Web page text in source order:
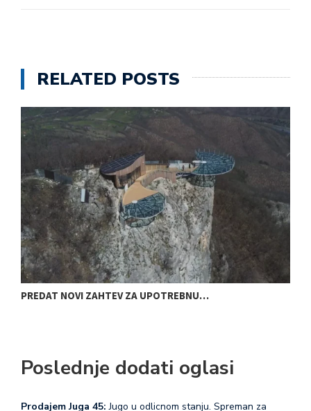
RELATED POSTS
PREDAT NOVI ZAHTEV ZA UPOTREBNU…
Poslednje dodati oglasi
Prodajem Juga 45: Jugo u odlicnom stanju. Spreman za